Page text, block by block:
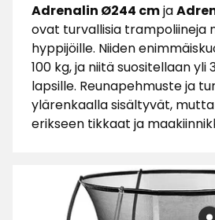
Adrenalin Ø244 cmja
ovat turvallisia trampoliineja
hyppijöille. Niiden
100 kg, ja niitä suositellaan yli
lapsille. Reunapehmuste ja
ylärenkaalla sisältyvät,
erikseen tikkaat ja